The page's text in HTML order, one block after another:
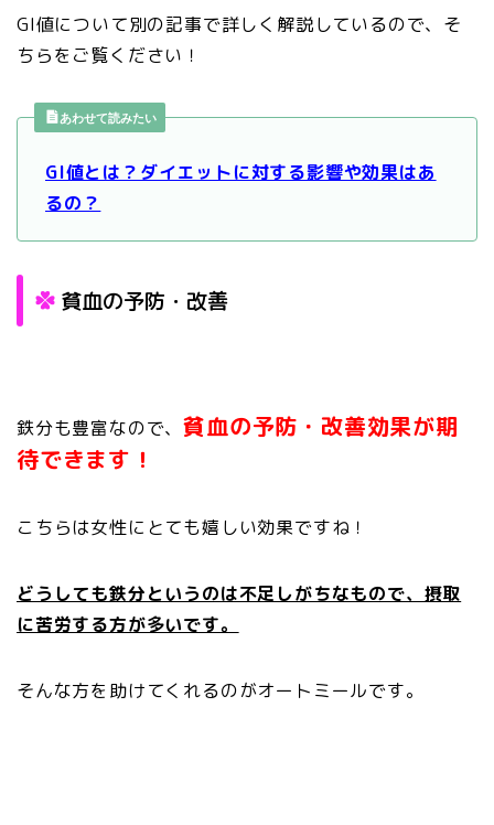
GI値について別の記事で詳しく解説しているので、そ
ちらをご覧ください！
あわせて読みたい
GI値とは？ダイエットに対する影響や効果はあ
るの？
貧血の予防・改善
鉄分も豊富なので、貧血の予防・改善効果が期
待できます！
こちらは女性にとても嬉しい効果ですね！
どうしても鉄分というのは不足しがちなもので、摂取
に苦労する方が多いです。
そんな方を助けてくれるのがオートミールです。